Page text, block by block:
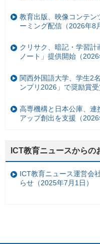
教育出版、映像コンテン
ーミング配信（2026年8
クリサク、暗記・学習
ノート」提供開始（2026
関西外国語大学、学生2
ンプリ2026」で奨励賞
高専機構と日本公庫、連
アップ創出を支援（2026
ICT教育ニュースからの
ICT教育ニュース運営会
らせ（2025年7月1日）